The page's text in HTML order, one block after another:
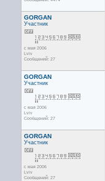
GORGAN
Участник
с мая 2006
Lviv
Сообщений: 27
GORGAN
Участник
с мая 2006
Lviv
Сообщений: 27
GORGAN
Участник
с мая 2006
Lviv
Сообщений: 27